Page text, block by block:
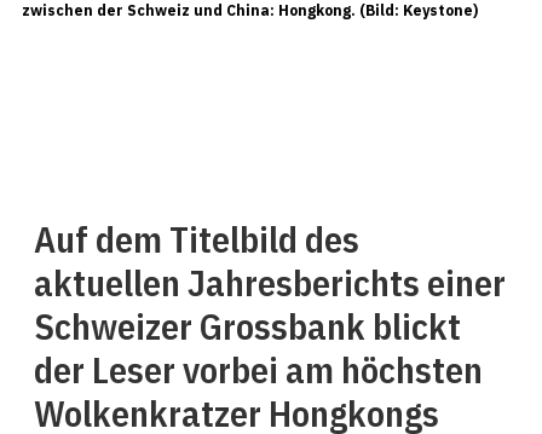
zwischen der Schweiz und China: Hongkong. (Bild: Keystone)
Auf dem Titelbild des
aktuellen Jahresberichts einer
Schweizer Grossbank blickt
der Leser vorbei am höchsten
Wolkenkratzer Hongkongs